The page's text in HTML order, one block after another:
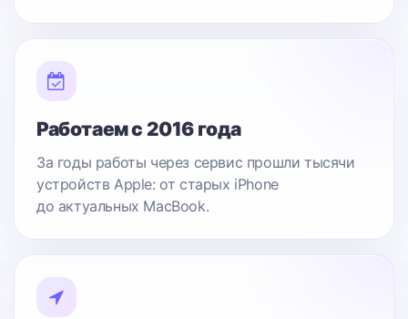
Работаем с 2016 года
За годы работы через сервис прошли тысячи
устройств Apple: от старых iPhone
до актуальных MacBook.